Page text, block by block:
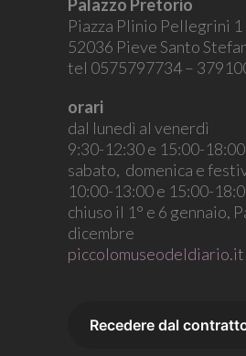
Palazzo Pretorio
Piazza Plinio Pellegrini 1
52036 Pieve Santo
tel 0575797734 –
orari
dal lunedì al venerdì
9:30-12:30 e 15:00-18:00
sabato, domenica e
10:00-13:00 e 15:00-
chiuso il 1° e 6 gennaio,
dicembre
piccolomuseodeldiario.it